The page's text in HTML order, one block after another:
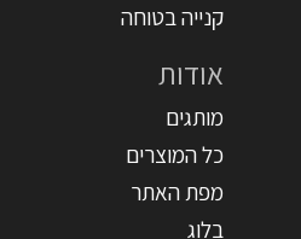
קנייה בטוחה
אודות
מותגים
כל המוצרים
מפת האתר
בלוג